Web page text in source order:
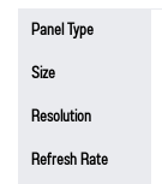
Panel Type
Size
Resolution
Refresh Rate